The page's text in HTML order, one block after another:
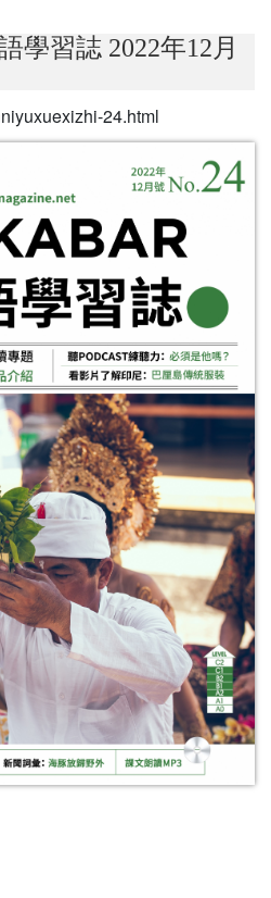
學習誌 2022年12月
24.html